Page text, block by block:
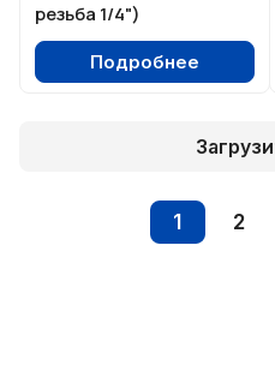
резьба 1/4")
Подробнее
1 2